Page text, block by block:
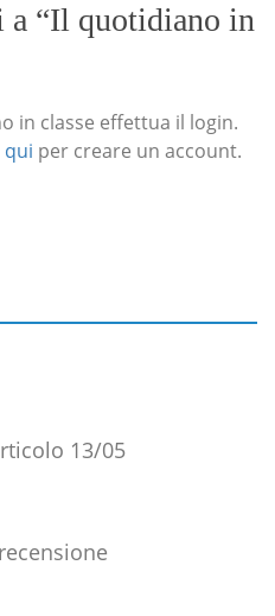
a “Il quotidiano in
in classe effettua il login.
qui per creare un account.
13/05